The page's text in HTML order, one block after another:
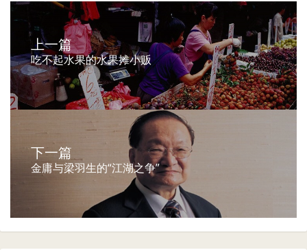
上一篇
吃不起水果的水果摊小贩
下一篇
金庸与梁羽生的“江湖之争”